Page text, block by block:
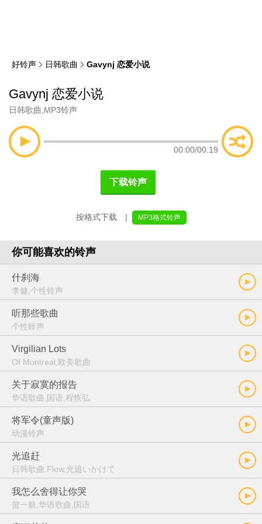
好铃声 日韩歌曲 Gavynj 恋爱小说
Gavynj 恋爱小说
日韩歌曲 MP3铃声
00:00/00:19
下载铃声
按格式下载 | MP3格式铃声
你可能喜欢的铃声
什刹海
李健,个性铃声
听那些歌曲
个性铃声
Virgilian Lots
Of Montreal,欧美歌曲
关于寂寞的报告
华语歌曲,国语,程恢弘
将军令(童声版)
动漫铃声
光追赶
日韩歌曲,Flow,光追いかけて
我怎么舍得让你哭
贺一航,华语歌曲,国语